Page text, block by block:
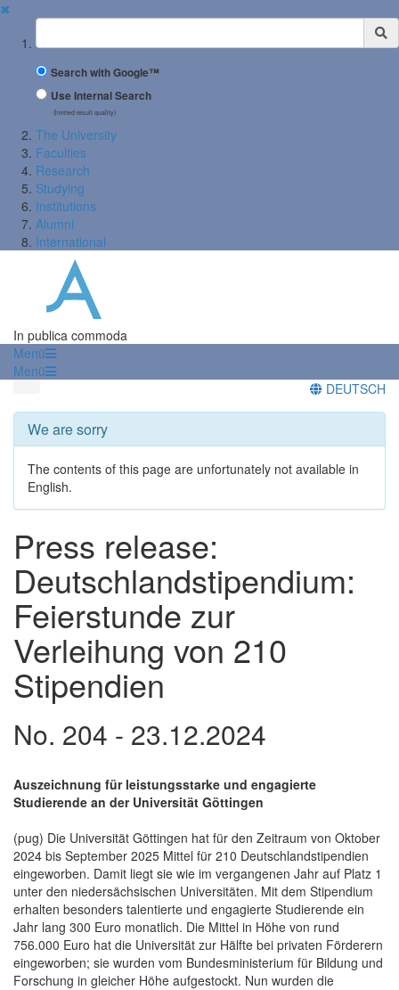
✖
Suchbegriff
Search with Google™
Use Internal Search
(limited result quality)
The University
Faculties
Research
Studying
Institutions
Alumni
International
In publica commoda
Menü
Menü
DEUTSCH
We are sorry
The contents of this page are unfortunately not available in
English.
Press release:
Deutschlandstipendium:
Feierstunde zur
Verleihung von 210
Stipendien
No. 204 - 23.12.2024
Auszeichnung für leistungsstarke und engagierte
Studierende an der Universität Göttingen
(pug) Die Universität Göttingen hat für den Zeitraum von Oktober
2024 bis September 2025 Mittel für 210 Deutschlandstipendien
eingeworben. Damit liegt sie wie im vergangenen Jahr auf Platz 1
unter den niedersächsischen Universitäten. Mit dem Stipendium
erhalten besonders talentierte und engagierte Studierende ein
Jahr lang 300 Euro monatlich. Die Mittel in Höhe von rund
756.000 Euro hat die Universität zur Hälfte bei privaten Förderern
eingeworben; sie wurden vom Bundesministerium für Bildung und
Forschung in gleicher Höhe aufgestockt. Nun wurden die